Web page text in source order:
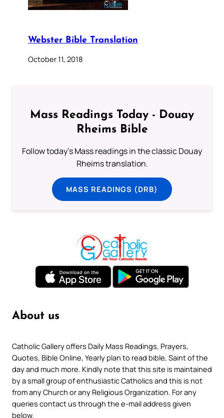
Webster Bible Translation
October 11, 2018
Mass Readings Today - Douay
Rheims Bible
Follow today's Mass readings in the classic Douay
Rheims translation.
MASS READINGS (DRB)
About us
Catholic Gallery offers Daily Mass Readings, Prayers,
Quotes, Bible Online, Yearly plan to read bible, Saint of the
day and much more. Kindly note that this site is maintained
by a small group of enthusiastic Catholics and this is not
from any Church or any Religious Organization. For any
queries contact us through the e-mail address given
below.